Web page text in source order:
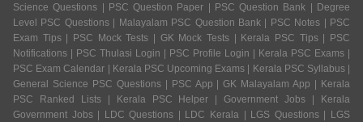
Science Questions | PSC Question Paper | PSC Question Bank | Degree
Level PSC Questions | Malayalam PSC Question Bank | PSC Notes | PSC
Exam Tips | PSC Mock Tests | GK Mock Tests | Kerala PSC Tips | PSC
Notifications | PSC Thulasi Login | PSC Profile Login | Kerala PSC Exams |
PSC Exam Calendar | Kerala PSC Upcoming Exams | Kerala PSC Syllabus |
General Science PSC Questions | PSC App | GK Malayalam App | Kerala
PSC Ranked Lists | Kerala PSC Helper | Government Jobs | Kerala
Government Jobs | LDC Questions | LDC Kerala | LGS Questions | LGS